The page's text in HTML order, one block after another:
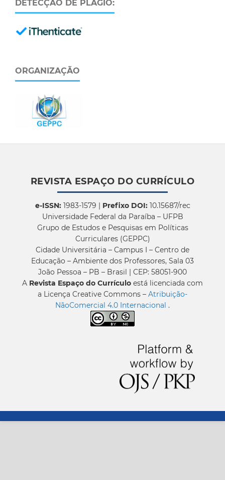
DETECÇÃO DE PLÁGIO:
ORGANIZAÇÃO
REVISTA ESPAÇO DO CURRÍCULO
e-ISSN:1983-1579 | Prefixo DOI:10.15687/rec
Universidade Federal da Paraíba – UFPB
Grupo de Estudos e Pesquisas em Políticas
Curriculares (GEPPC)
Cidade Universitária – Campus I – Centro de
Educação – Ambiente dos Professores, Sala 03
João Pessoa – PB – Brasil | CEP: 58051-900
A Revista Espaço do Currículo está licenciada com
a Licença Creative Commons – Atribuição-
NãoComercial 4.0 Internacional .